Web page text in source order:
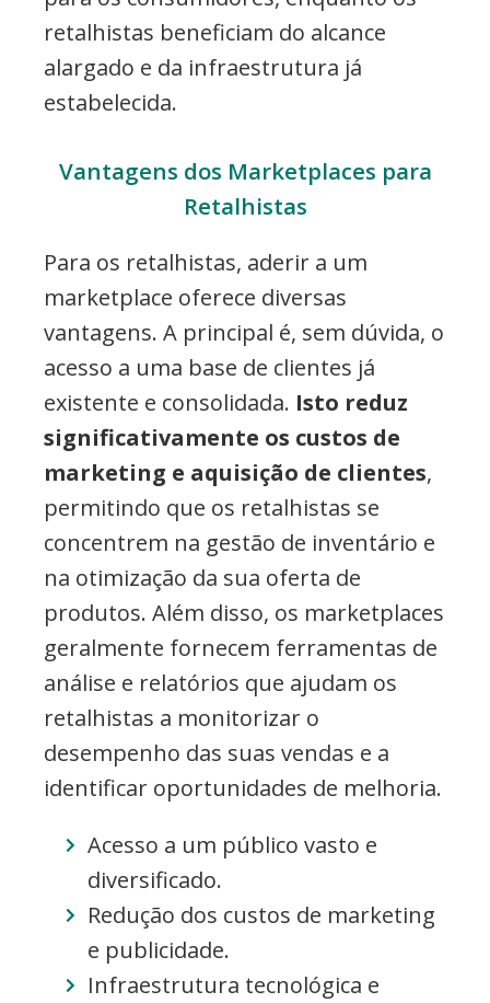
retalhistas beneficiam do alcance
alargado e da infraestrutura já
estabelecida.
Vantagens dos Marketplaces para
Retalhistas
Para os retalhistas, aderir a um
marketplace oferece diversas
vantagens. A principal é, sem dúvida, o
acesso a uma base de clientes já
existente e consolidada. Isto reduz
significativamente os custos de
marketing e aquisição de clientes,
permitindo que os retalhistas se
concentrem na gestão de inventário e
na otimização da sua oferta de
produtos. Além disso, os marketplaces
geralmente fornecem ferramentas de
análise e relatórios que ajudam os
retalhistas a monitorizar o
desempenho das suas vendas e a
identificar oportunidades de melhoria.
Acesso a um público vasto e
diversificado.
Redução dos custos de marketing
e publicidade.
Infraestrutura tecnológica e